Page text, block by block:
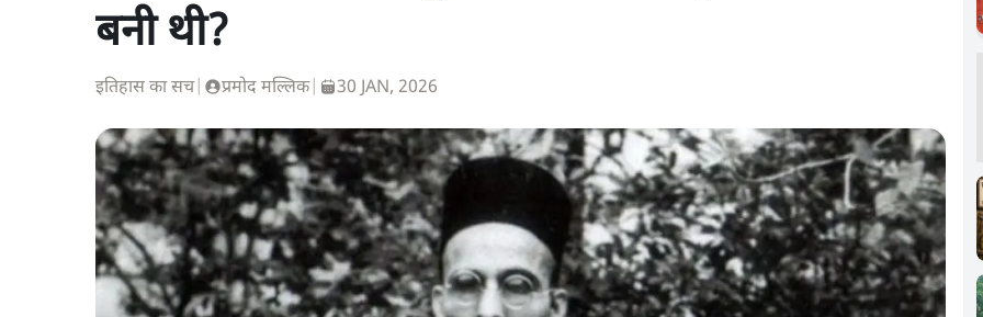
बनी थी?
इतिहास का सच| प्रमोद मल्लिक| 30 JAN, 2026